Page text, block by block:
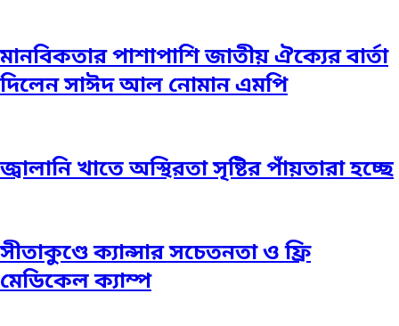
মানবিকতার পাশাপাশি জাতীয় ঐক্যের বার্তা
দিলেন সাঈদ আল নোমান এমপি
জ্বালানি খাতে অস্থিরতা সৃষ্টির পাঁয়তারা হচ্ছে
সীতাকুণ্ডে ক্যান্সার সচেতনতা ও ফ্রি
মেডিকেল ক্যাম্প